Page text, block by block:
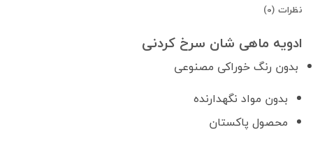
نظرات (0)
ادویه ماهی شان سرخ کردنی
بدون رنگ خوراکی مصنوعی
بدون مواد نگهدارنده
محصول پاکستان